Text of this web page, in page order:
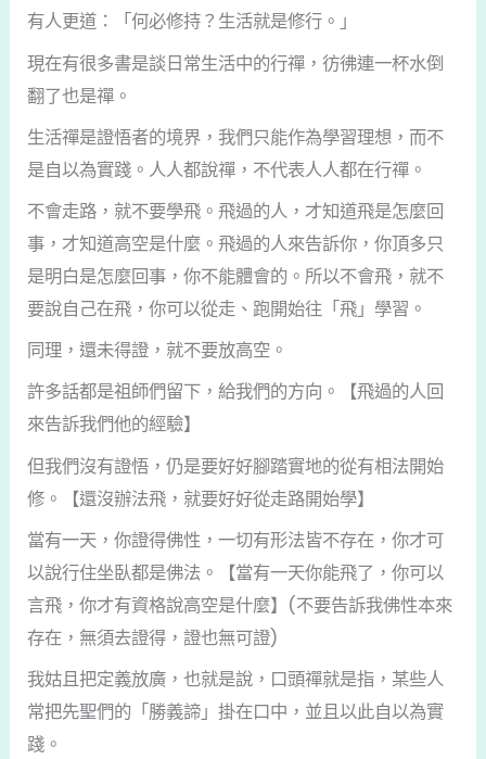
有人更道：「何必修持？生活就是修行。」
現在有很多書是談日常生活中的行禪，彷彿連一杯水倒
翻了也是禪。
生活禪是證悟者的境界，我們只能作為學習理想，而不
是自以為實踐。人人都說禪，不代表人人都在行禪。
不會走路，就不要學飛。飛過的人，才知道飛是怎麼回
事，才知道高空是什麼。飛過的人來告訴你，你頂多只
是明白是怎麼回事，你不能體會的。所以不會飛，就不
要說自己在飛，你可以從走、跑開始往「飛」學習。
同理，還未得證，就不要放高空。
許多話都是祖師們留下，給我們的方向。【飛過的人回
來告訴我們他的經驗】
但我們沒有證悟，仍是要好好腳踏實地的從有相法開始
修。【還沒辦法飛，就要好好從走路開始學】
當有一天，你證得佛性，一切有形法皆不存在，你才可
以說行住坐臥都是佛法。【當有一天你能飛了，你可以
言飛，你才有資格說高空是什麼】(不要告訴我佛性本來
存在，無須去證得，證也無可證)
我姑且把定義放廣，也就是說，口頭禪就是指，某些人
常把先聖們的「勝義諦」掛在口中，並且以此自以為實
踐。